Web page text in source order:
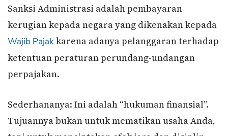
Sanksi Administrasi adalah pembayaran
kerugian kepada negara yang dikenakan kepada
Wajib Pajakkarena adanya pelanggaran terhadap
ketentuan peraturan perundang-undangan
perpajakan.
Sederhananya: Ini adalah “hukuman finansial”.
Tujuannya bukan untuk mematikan usaha Anda,